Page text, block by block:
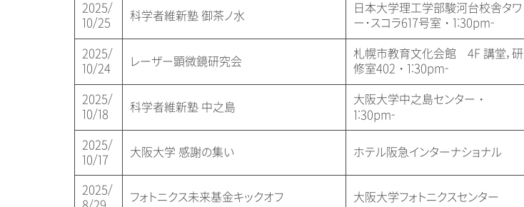
2025/
10/25
科学者維新塾 御茶ノ水
日本大学理工学部駿河台校舎タワ
ー･スコラ617号室・1:30pm-
2025/
10/24
レーザー顕微鏡研究会
札幌市教育文化会館 4F 講堂，研
修室402・1:30pm-
2025/
10/18
科学者維新塾 中之島
大阪大学中之島センター・
1:30pm-
2025/
10/17
大阪大学 感謝の集い ホテル阪急インターナショナル
2025/
フォトニクス未来基金キックオフ 大阪大学フォトニクスセンター